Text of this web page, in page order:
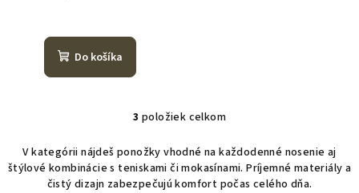
Do košíka
O
v
l
á
3 položiek celkom
V kategórii nájdeš ponožky vhodné na každodenné nosenie aj
štýlové kombinácie s teniskami či mokasínami. Príjemné materiály a
čistý dizajn zabezpečujú komfort počas celého dňa.